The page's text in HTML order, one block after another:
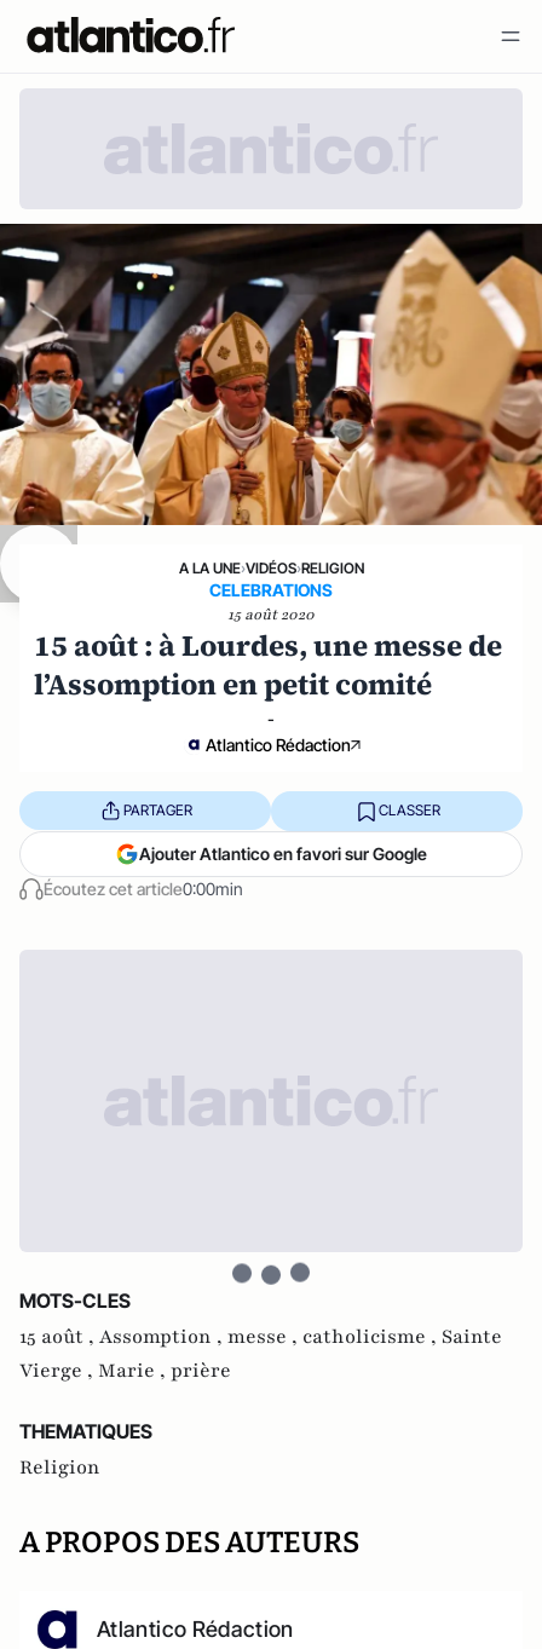
A LA UNE›VIDÉOS›RELIGION
CELEBRATIONS
15 août 2020
15 août : à Lourdes, une messe de
l’Assomption en petit comité
-
Atlantico Rédaction
Écoutez cet article0:00min
PARTAGER CLASSER
Ajouter Atlantico en favori sur Google
MOTS-CLES
15 août , Assomption , messe , catholicisme , Sainte
Vierge , Marie , prière
THEMATIQUES
Religion
A PROPOS DES AUTEURS
Atlantico Rédaction